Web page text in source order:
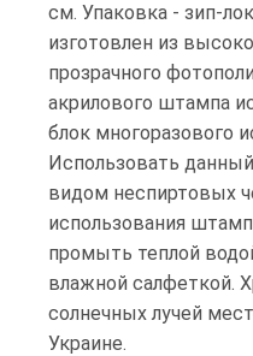
см. Упаковка - зип-
изготовлен из
прозрачного
акрилового штампа
блок многоразового
Использовать
видом неспиртовых
использования
промыть теплой
влажной салфеткой.
солнечных лучей
Украине.